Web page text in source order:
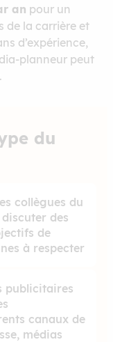
an pour un
de la carrière et
d’expérience,
planneur peut
.
du
collègues du
des
de
à respecter
publicitaires
canaux de
médias